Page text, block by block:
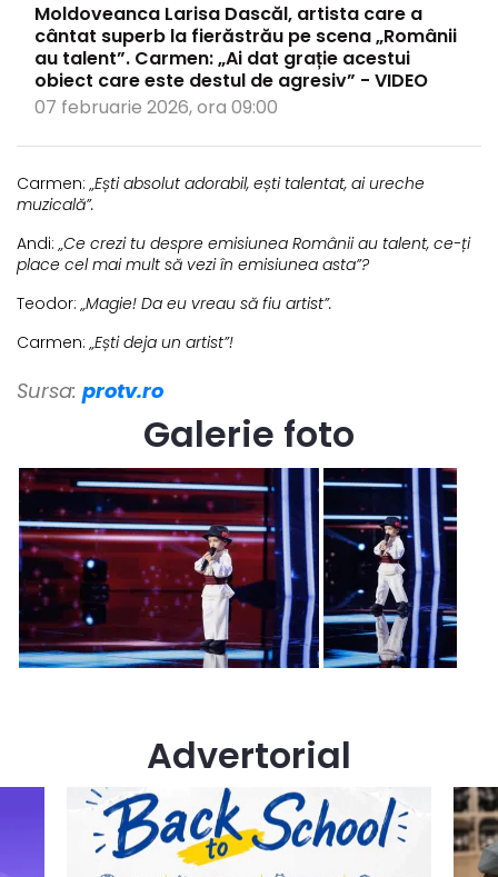
Moldoveanca Larisa Dascăl, artista care a
cântat superb la fierăstrău pe scena „Românii
au talent”. Carmen: „Ai dat grație acestui
obiect care este destul de agresiv” - VIDEO
07 februarie 2026, ora 09:00
Carmen:„Ești absolut adorabil, ești talentat, ai ureche
muzicală”.
Andi:„Ce crezi tu despre emisiunea Românii au talent, ce-ți
place cel mai mult să vezi în emisiunea asta”?
Teodor:„Magie! Da eu vreau să fiu artist”.
Carmen:„Ești deja un artist”!
Sursa: protv.ro
Galerie foto
Advertorial